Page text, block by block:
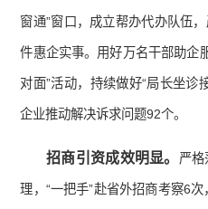
窗通”窗口，成立帮办代办队伍
件惠企实事。用好万名干部助企
对面”活动，持续做好“局长坐诊
企业推动解决诉求问题92个。
招商引资成效明显。 严
理，“一把手”赴省外招商考察6